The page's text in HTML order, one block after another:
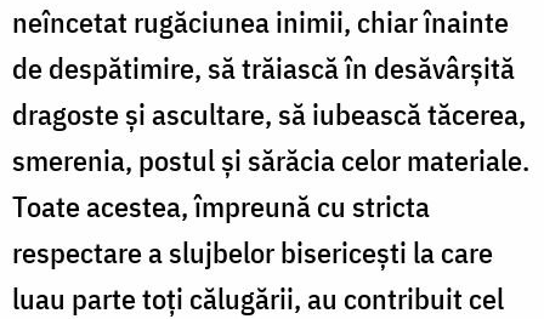
neîncetat rugăciunea inimii, chiar înainte
de despătimire, să trăiască în desăvârşită
dragoste şi ascultare, să iubească tăcerea,
smerenia, postul şi sărăcia celor materiale.
Toate acestea, împreună cu stricta
respectare a slujbelor bisericeşti la care
luau parte toţi călugării, au contribuit cel